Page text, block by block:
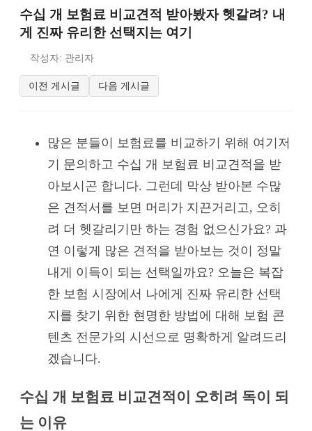
수십 개 보험료 비교견적 받아봤자 헷갈려? 내
게 진짜 유리한 선택지는 여기
작성자: 관리자
이전 게시글 다음 게시글
많은 분들이 보험료를 비교하기 위해 여기저
기 문의하고 수십 개 보험료 비교견적을 받
아보시곤 합니다. 그런데 막상 받아본 수많
은 견적서를 보면 머리가 지끈거리고, 오히
려 더 헷갈리기만 하는 경험 없으신가요? 과
연 이렇게 많은 견적을 받아보는 것이 정말
내게 이득이 되는 선택일까요? 오늘은 복잡
한 보험 시장에서 나에게 진짜 유리한 선택
지를 찾기 위한 현명한 방법에 대해 보험 콘
텐츠 전문가의 시선으로 명확하게 알려드리
겠습니다.
수십 개 보험료 비교견적이 오히려 독이 되
는 이유